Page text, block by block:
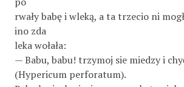
rwały babę i wleką, a ta trzecio ni
ino zda­
leka wołała:
— Babu, babu! trzymoj sie miedzy i
(Hypericum perforatum).